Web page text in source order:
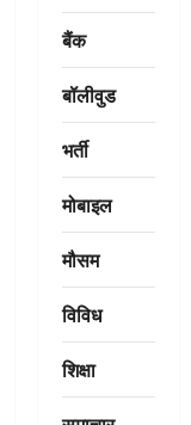
बैंक
बॉलीवुड
भर्ती
मोबाइल
मौसम
विविध
शिक्षा